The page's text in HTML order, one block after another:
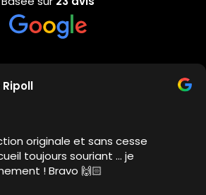
originale et sans cesse
toujours souriant … je
! Bravo 🙌🏻